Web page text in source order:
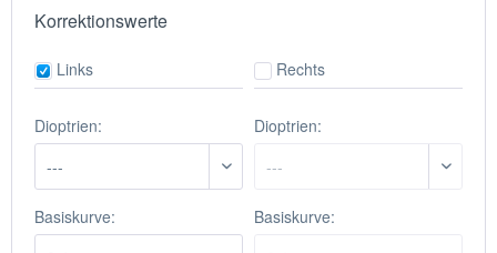
Korrektionswerte
Links
Dioptrien:
Basiskurve:
Rechts
Dioptrien:
Basiskurve: